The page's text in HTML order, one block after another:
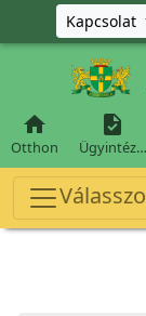
Ugrás a főKapcsolat

Otthon

Ügyintéz…